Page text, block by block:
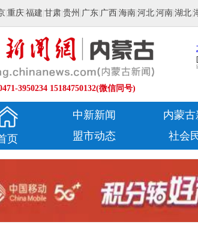
重庆 福建 甘肃 贵州 广东 广西 海南 河北 河南 湖北
3950234 15184750132(微信同号)
页
中新新闻 内蒙古
盟市动态
社会